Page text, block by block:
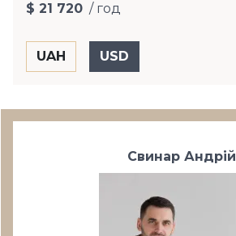
$ 21 720 / год
Свинар Андрій